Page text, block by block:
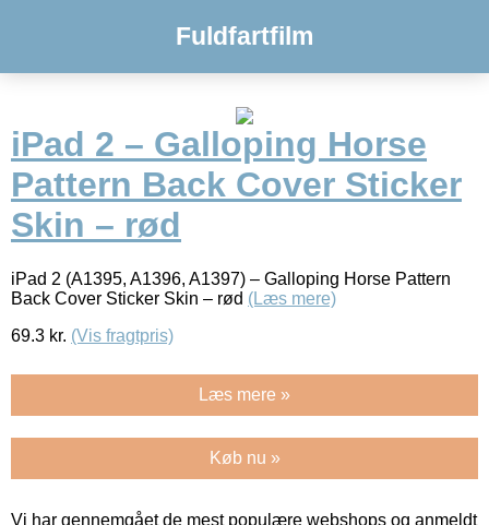
Fuldfartfilm
iPad 2 – Galloping Horse
Pattern Back Cover Sticker
Skin – rød
iPad 2 (A1395, A1396, A1397) – Galloping Horse Pattern
Back Cover Sticker Skin – rød (Læs mere)
69.3 kr. (Vis fragtpris)
Læs mere »
Køb nu »
Vi har gennemgået de mest populære webshops og anmeldt